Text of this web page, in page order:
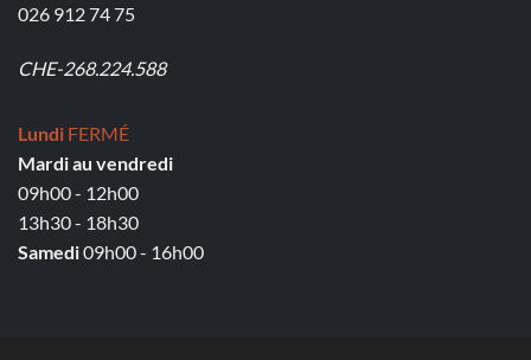
026 912 74 75
CHE-268.224.588
Lundi FERMÉ
Mardi au vendredi
09h00 - 12h00
13h30 - 18h30
Samedi09h00 - 16h00